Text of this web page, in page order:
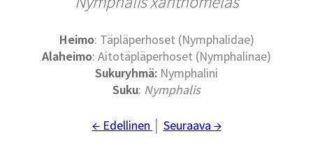
Heimo: Täpläperhoset (Nymphalidae)
Alaheimo: Aitotäpläperhoset (Nymphalinae)
Sukuryhmä: Nymphalini
Suku: Nymphalis
← Edellinen Seuraava →